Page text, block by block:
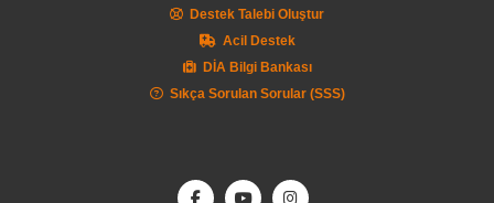
Destek Talebi Oluştur
Acil Destek
DİA Bilgi Bankası
Sıkça Sorulan Sorular (SSS)